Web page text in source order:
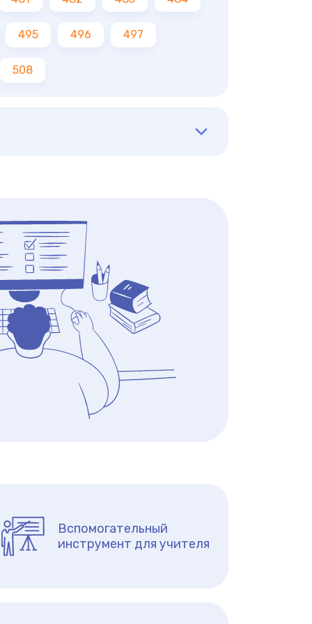
495 496 497
508
Вспомогательный
инструмент для учителя